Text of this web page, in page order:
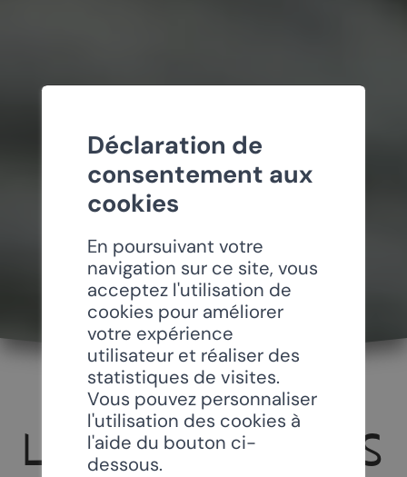
LANCEMENT DES
Déclaration de
consentement aux
cookies
En poursuivant votre
navigation sur ce site, vous
acceptez l'utilisation de
cookies pour améliorer
votre expérience
utilisateur et réaliser des
statistiques de visites.
Vous pouvez personnaliser
l'utilisation des cookies à
l'aide du bouton ci-
dessous.